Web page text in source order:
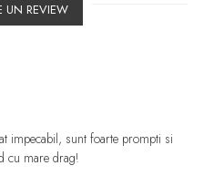
UN REVIEW
impecabil, sunt foarte prompti si
cu mare drag!